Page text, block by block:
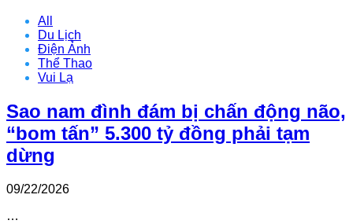
All
Du Lịch
Điện Ảnh
Thể Thao
Vui Lạ
Sao nam đình đám bị chấn động não,
“bom tấn” 5.300 tỷ đồng phải tạm
dừng
09/22/2026
…